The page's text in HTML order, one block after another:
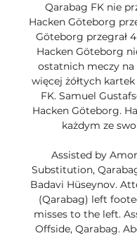
Qarabag FK nie
Hacken Göteborg
Göteborg przegrał
Hacken Göteborg
ostatnich meczy na
więcej żółtych
FK. Samuel
Hacken Göteborg.
każdym ze
Assisted by
Substitution,
Badavi Hüseynov.
(Qarabag) left
misses to the left.
Offside, Qarabag.